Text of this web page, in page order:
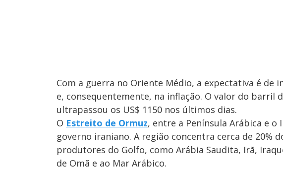
Com a guerra no Oriente Médio, a expectativa é de
e, consequentemente, na inflação. O valor do barril
ultrapassou os US$ 1150 nos últimos dias.
O Estreito de Ormuz, entre a Península Arábica e o
governo iraniano. A região concentra cerca de 20%
produtores do Golfo, como Arábia Saudita, Irã,
de Omã e ao Mar Arábico.